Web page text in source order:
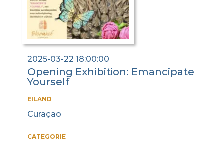
2025-03-22 18:00:00
Opening Exhibition: Emancipate
Yourself
EILAND
Curaçao
CATEGORIE